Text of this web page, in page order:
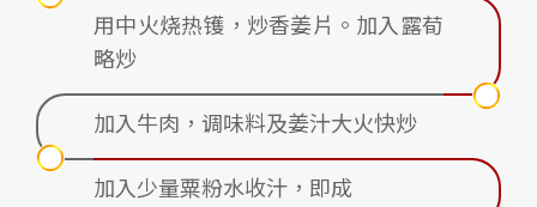
用中火烧热镬，炒香姜片。加入露荀
略炒
加入牛肉，调味料及姜汁大火快炒
加入少量粟粉水收汁，即成